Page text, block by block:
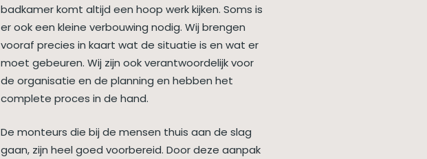
badkamer komt altijd een hoop werk kijken. Soms is
er ook een kleine verbouwing nodig. Wij brengen
vooraf precies in kaart wat de situatie is en wat er
moet gebeuren. Wij zijn ook verantwoordelijk voor
de organisatie en de planning en hebben het
complete proces in de hand.
De monteurs die bij de mensen thuis aan de slag
gaan, zijn heel goed voorbereid. Door deze aanpak